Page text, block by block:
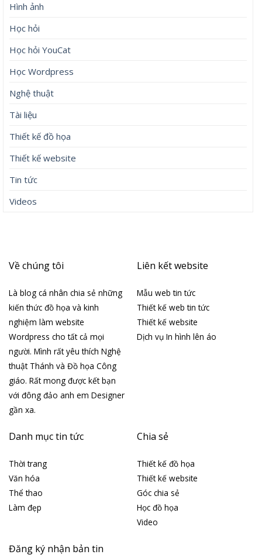
Hình ảnh
Học hỏi
Học hỏi YouCat
Học Wordpress
Nghệ thuật
Tài liệu
Thiết kế đồ họa
Thiết kế website
Tin tức
Videos
Về chúng tôi
Là blog cá nhân chia sẻ những
kiến thức đồ họa và kinh
nghiệm làm website
Wordpress cho tất cả mọi
người. Mình rất yêu thích Nghệ
thuật Thánh và Đồ họa Công
giáo. Rất mong được kết bạn
với đông đảo anh em Designer
gần xa.
Liên kết website
Mẫu web tin tức
Thiết kế web tin tức
Thiết kế website
Dịch vụ In hình lên áo
Danh mục tin tức
Thời trang
Văn hóa
Thể thao
Làm đẹp
Chia sẻ
Thiết kế đồ họa
Thiết kế website
Góc chia sẻ
Học đồ họa
Video
Đăng ký nhận bản tin